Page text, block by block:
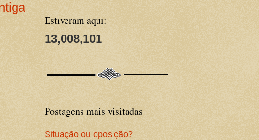
Estiveram aqui:
13,008,101
Postagens mais visitadas
Situação ou oposição?